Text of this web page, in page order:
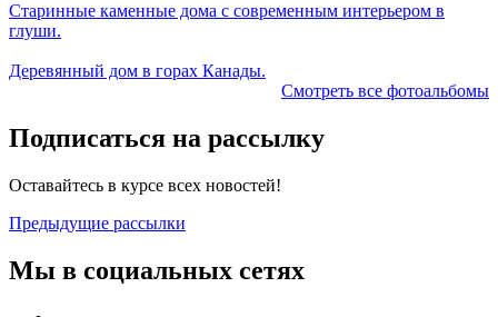
Старинные каменные дома с современным интерьером в
глуши.
Деревянный дом в горах Канады.
Смотреть все фотоальбомы
Подписаться на рассылку
Оставайтесь в курсе всех новостей!
Предыдущие рассылки
Мы в социальных сетях